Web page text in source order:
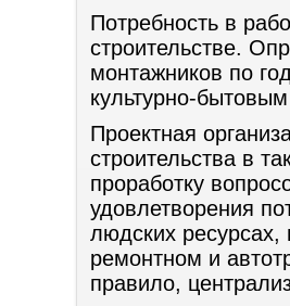
Потребность в
строительстве.
монтажников по
культурно-
Проектная
строительства в
проработку
удовлетворения
людских
ремонтном и
правило,